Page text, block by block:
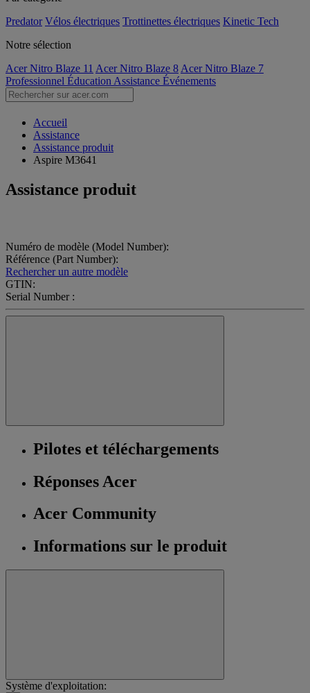
Predator Vélos électriques Trottinettes électriques Kinetic Tech
Notre sélection
Acer Nitro Blaze 11 Acer Nitro Blaze 8 Acer Nitro Blaze 7
Professionnel Éducation Assistance Événements
Accueil
Assistance
Assistance produit
Aspire M3641
Assistance produit
Numéro de modèle (Model Number):
Référence (Part Number):
Rechercher un autre modèle
GTIN:
Serial Number :
Pilotes et téléchargements
Réponses Acer
Acer Community
Informations sur le produit
Système d'exploitation: